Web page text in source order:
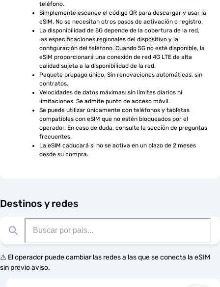
teléfono.
Simplemente escanee el código QR para descargar y usar la
eSIM. No se necesitan otros pasos de activación o registro.
La disponibilidad de 5G depende de la cobertura de la red,
las especificaciones regionales del dispositivo y la
configuración del teléfono. Cuando 5G no esté disponible, la
eSIM proporcionará una conexión de red 4G LTE de alta
calidad sujeta a la disponibilidad de la red.
Paquete prepago único. Sin renovaciones automáticas, sin
contratos.
Velocidades de datos máximas: sin límites diarios ni
limitaciones. Se admite punto de acceso móvil.
Se puede utilizar únicamente con teléfonos y tabletas
compatibles con eSIM que no estén bloqueados por el
operador. En caso de duda, consulte la sección de preguntas
frecuentes.
La eSIM caducará si no se activa en un plazo de 2 meses
desde su compra.
Destinos y redes
⚠️ El operador puede cambiar las redes a las que se conecta la eSIM
sin previo aviso.